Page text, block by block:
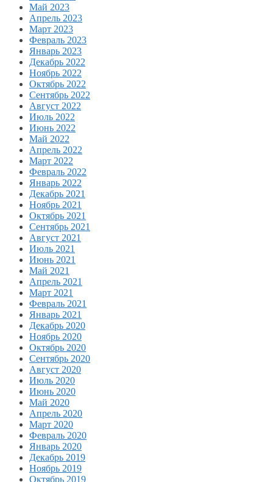
Май 2023
Апрель 2023
Март 2023
Февраль 2023
Январь 2023
Декабрь 2022
Ноябрь 2022
Октябрь 2022
Сентябрь 2022
Август 2022
Июль 2022
Июнь 2022
Май 2022
Апрель 2022
Март 2022
Февраль 2022
Январь 2022
Декабрь 2021
Ноябрь 2021
Октябрь 2021
Сентябрь 2021
Август 2021
Июль 2021
Июнь 2021
Май 2021
Апрель 2021
Март 2021
Февраль 2021
Январь 2021
Декабрь 2020
Ноябрь 2020
Октябрь 2020
Сентябрь 2020
Август 2020
Июль 2020
Июнь 2020
Май 2020
Апрель 2020
Март 2020
Февраль 2020
Январь 2020
Декабрь 2019
Ноябрь 2019
Октябрь 2019